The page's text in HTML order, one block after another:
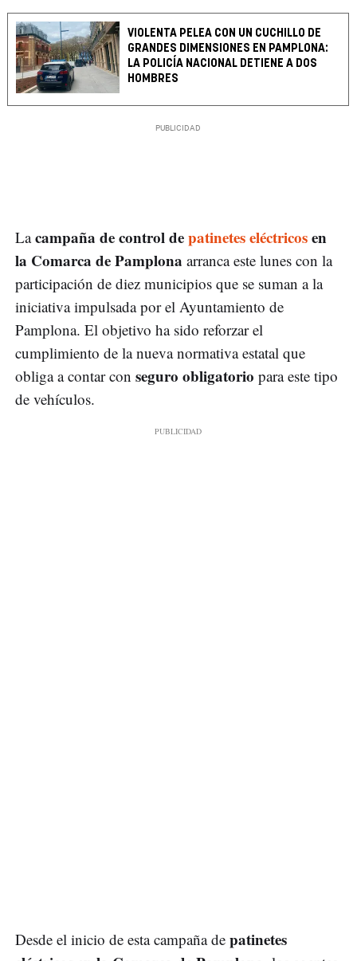
VIOLENTA PELEA CON UN CUCHILLO DE
GRANDES DIMENSIONES EN PAMPLONA:
LA POLICÍA NACIONAL DETIENE A DOS
HOMBRES
Lacampaña de control depatinetes eléctricosen
la Comarca de Pamplona arranca este lunes con la
participación de diez municipios que se suman a la
iniciativa impulsada por el Ayuntamiento de
Pamplona. El objetivo ha sido reforzar el
cumplimiento de la nueva normativa estatal que
obliga a contar con seguro obligatorio para este tipo
de vehículos.
Desde el inicio de esta campaña de patinetes